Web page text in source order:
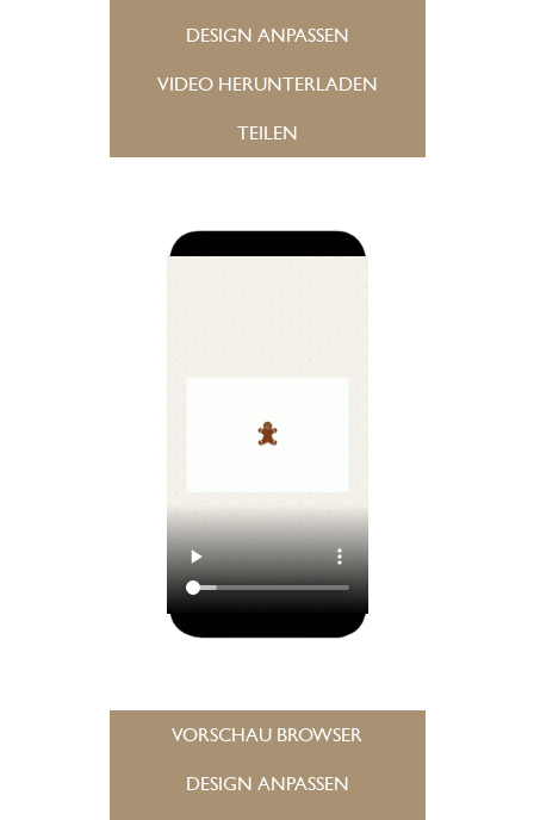
DESIGN ANPASSEN
VIDEO HERUNTERLADEN
TEILEN
VORSCHAU BROWSER
DESIGN ANPASSEN